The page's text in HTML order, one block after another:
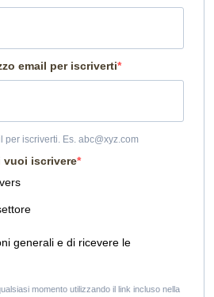
email per iscriverti
per iscriverti. Es. abc@xyz.com
vuoi iscrivere
generali e di ricevere le
momento utilizzando il link incluso nella